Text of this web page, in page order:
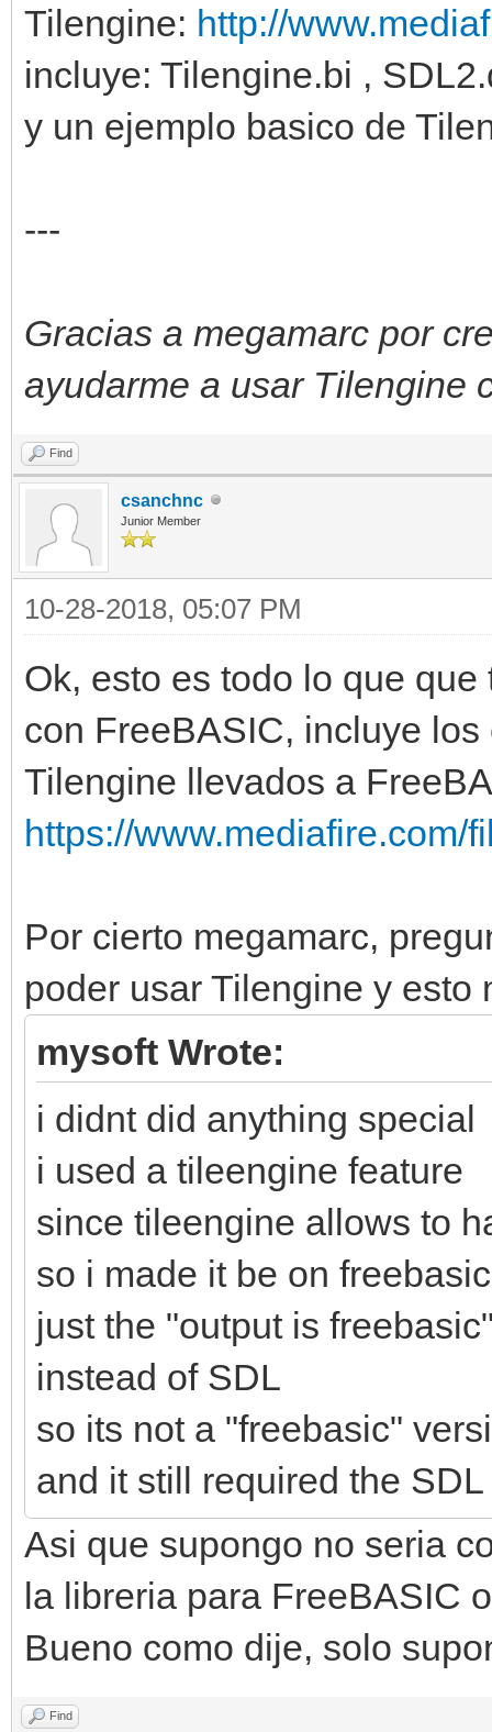
Tilengine: http://
incluye: Tilengine.bi ,
y un ejemplo basico de
---
Gracias a megamarc por
ayudarme a usar Tilengine
Find
csanchnc
Junior Member
10-28-2018, 05:07 PM
Ok, esto es todo lo que
con FreeBASIC, incluye
Tilengine llevados a
https://www.mediafire.com/
Por cierto megamarc,
poder usar Tilengine y esto
mysoft Wrote:
i didnt did anything special
i used a tileengine feature
since tileengine allows to
so i made it be on
just the "output is
instead of SDL
so its not a "freebasic"
and it still required the
Asi que supongo no seria
la libreria para FreeBASIC
Bueno como dije, solo
Find